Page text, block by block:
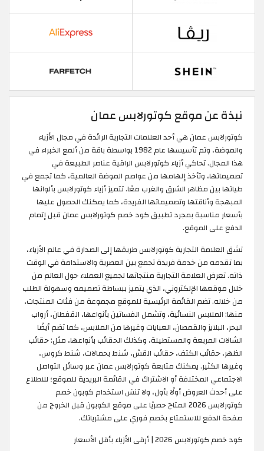
نبذة عن موقع كوتورلابس عمان
كوتورلابس عمان هي أحد العلامات التجارية الرائدة في مجال الأزياء
والموضة، وتم تأسيسها عام 1982 بواسطة باقة من ألمع الخبراء في
هذا المجال. تحاكي أزياء كوتورلابس الراقية عناصر الطبيعة في
تصميماتها، وتأخذ إلهامها من عواصم الموضة العالمية، كما تجمع في
طياتها بين مظاهر الشرق والغرب معًا. تتميز أزياء كوتورلابس بألوانها
المبهجة وأناقتها وتصميماتها الفريدة، كما يمكنك الحصول عليها
بأسعار مناسبة بمجرد تطبيق كود خصم كوتورلابس عمان قبل إتمام
الدفع على الموقع.
تشق العلامة التجارية كوتورلابس طريقها إلى الصدارة في عالم الأزياء،
بما تقدمه من خدمة فريدة تجمع بين العصرية والاستدامة في الوقت
ذاته. تعرض العلامة التجارية منتجاتها لجميع العملاء حول العالم من
خلال موقعها الإلكتروني، الذي يتميز ببساطة تصميمه وسهولة الطلب
من خلاله. تضم القائمة الرئيسية للموقع مجموعة من فئات المنتجات،
منها: الملابس النسائية، وتشمل الفساتين بأنواعها، القفطان، أرواب
البحر، البلايز والقمصان، العبايات وغيرها من الملابس، كما تضم أيضًا
الشالات المربعة والمستطيلة، وكذلك الحقائب بأنواعها، مثل: حقائب
الظهر، حقائب الكتف، حقائب القش، شنط بحمالات، شنط كروس،
وغيرها الكثير. يمكنك متابعة كوتورلابس عمان عبر وسائل التواصل
الاجتماعي المختلفة أو الاشتراك في القائمة البريدية للموقع؛ للاطلاع
على أحدث العروض أولًا بأول، ولا تنسَ استخدام كوبون خصم
كوتورلابس 2026 المتاح حصريًا على موقع الكوبون قبل الخروج من
صفحة الدفع للاستمتاع بخصم فوري على مشترياتك.
كود خصم كوتورلابس 2026 | أرقى الأزياء بأقل الأسعار